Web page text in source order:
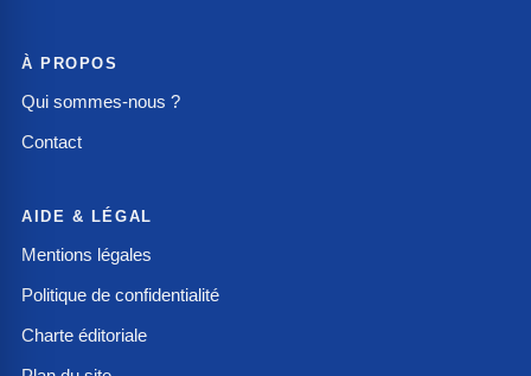
À PROPOS
Qui sommes-nous ?
Contact
AIDE & LÉGAL
Mentions légales
Politique de confidentialité
Charte éditoriale